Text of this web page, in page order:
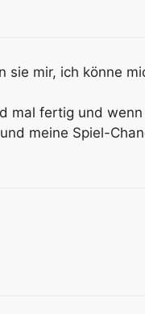
sie mir, ich könne
mal fertig und
meine Spiel-